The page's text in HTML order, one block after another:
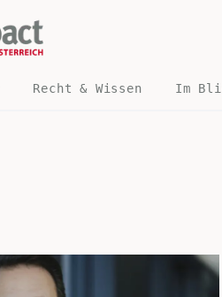
Recht & Wissen Im